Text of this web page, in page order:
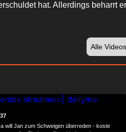
hat. Allerdings beharrt
Alle
will Jan zum Schweigen überreden - koste